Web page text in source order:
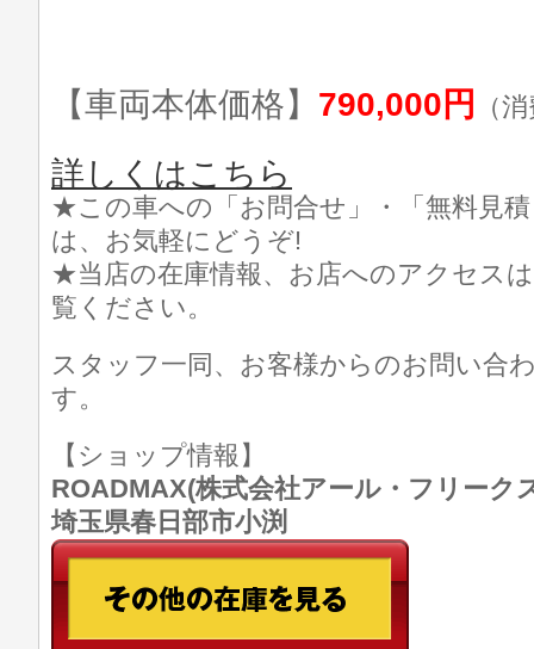
【車両本体価格】 790,000円 （
詳しくはこちら
★この車への「お問合せ」・「無料見
は、お気軽にどうぞ!
★当店の在庫情報、お店へのアクセス
覧ください。
スタッフ一同、お客様からのお問い合
す。
【ショップ情報】
ROADMAX(株式会社アール・フリー
埼玉県春日部市小渕